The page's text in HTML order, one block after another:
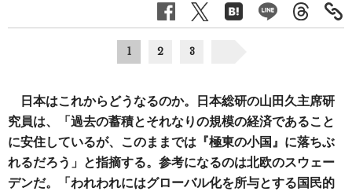
1 2 3
日本はこれからどうなるのか。日本総研の山田久主席研
究員は、「過去の蓄積とそれなりの規模の経済であること
に安住しているが、このままでは『極東の小国』に落ちぶ
れるだろう」と指摘する。参考になるのは北欧のスウェー
デンだ。「われわれにはグローバル化を所与とする国民的